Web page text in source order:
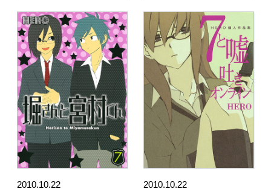
2010.10.22 2010.10.22